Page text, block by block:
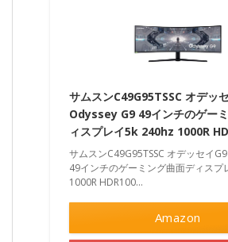
サムスンC49G95TSSC オデッ
Odyssey G9 49インチのゲー
ィスプレイ5k 240hz 1000R
サムスンC49G95TSSC オデッセイ
49インチのゲーミング曲面ディスプ
1000R HDR100...
Amazon